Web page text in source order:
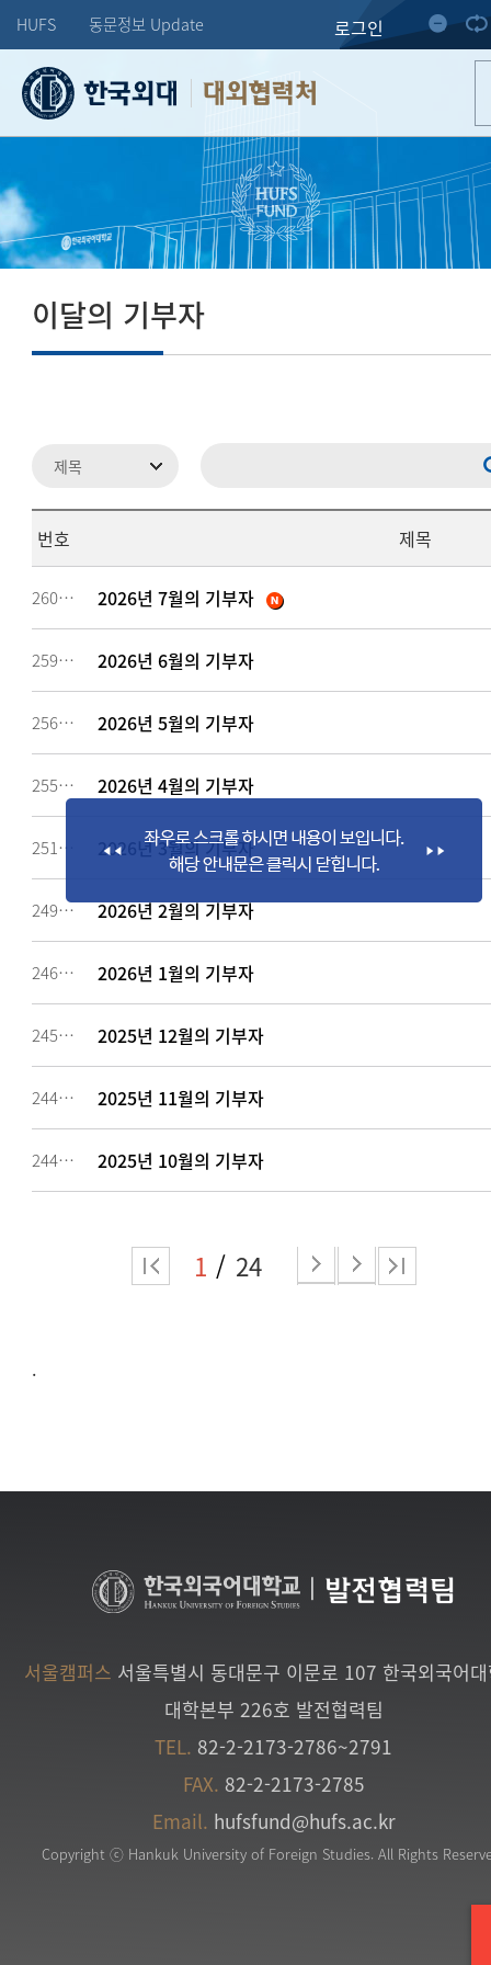
HUFS 동문정보 Update 로그인
대외협력처
이달의 기부자
번호 제목
260637 2026년 7월의 기부자
259186 2026년 6월의 기부자
256883 2026년 5월의 기부자
255327 2026년 4월의 기부자
251653 2026년 3월의 기부자
249094 2026년 2월의 기부자
246784 2026년 1월의 기부자
245319 2025년 12월의 기부자
244477 2025년 11월의 기부자
244476 2025년 10월의 기부자
1 24
.
발전협력팀
서울캠퍼스 서울특별시 동대문구 이문로 107 한국외국어
대학본부 226호 발전협력팀
TEL. 82-2-2173-2786~2791
FAX. 82-2-2173-2785
Email. hufsfund@hufs.ac.kr
Copyright ⓒ Hankuk University of Foreign Studies. All Rights